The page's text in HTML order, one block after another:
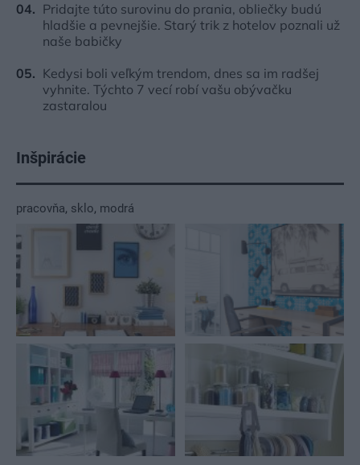
Pridajte túto surovinu do prania, obliečky budú
hladšie a pevnejšie. Starý trik z hotelov poznali už
naše babičky
Kedysi boli veľkým trendom, dnes sa im radšej
vyhnite. Týchto 7 vecí robí vašu obývačku
zastaralou
Inšpirácie
pracovňa, sklo, modrá